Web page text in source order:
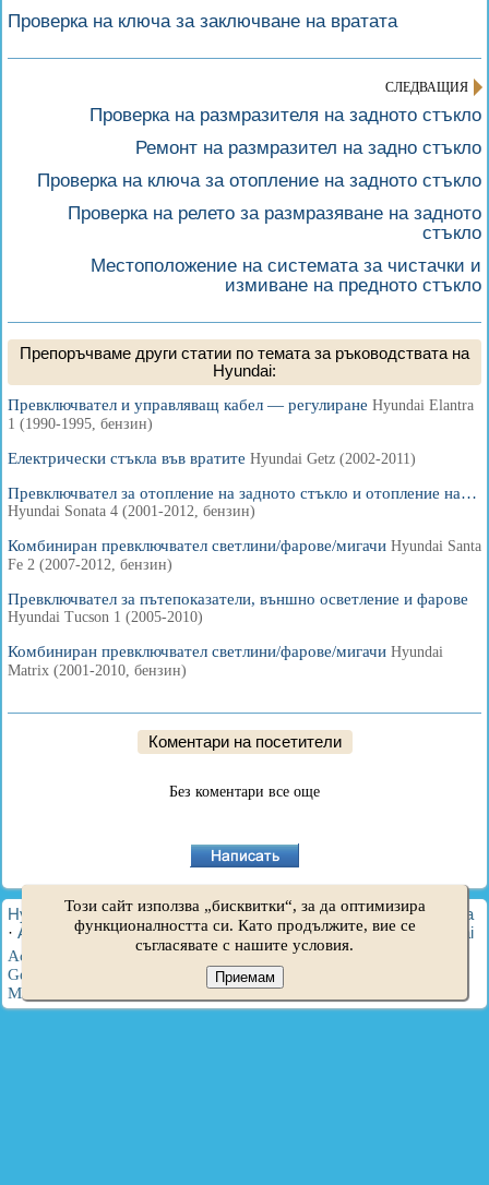
Проверка на ключа за заключване на вратата
СЛЕДВАЩИЯ
Проверка на размразителя на задното стъкло
Ремонт на размразител на задно стъкло
Проверка на ключа за отопление на задното стъкло
Проверка на релето за размразяване на задното
стъкло
Местоположение на системата за чистачки и
измиване на предното стъкло
Препоръчваме други статии по темата за ръководствата на
Hyundai:
Превключвател и управляващ кабел — регулиране Hyundai Elantra
1 (1990-1995, бензин)
Електрически стъкла във вратите Hyundai Getz (2002-2011)
Превключвател за отопление на задното стъкло и отопление на…
Hyundai Sonata 4 (2001-2012, бензин)
Комбиниран превключвател светлини/фарове/мигачи Hyundai Santa
Fe 2 (2007-2012, бензин)
Превключвател за пътепоказатели, външно осветление и фарове
Hyundai Tucson 1 (2005-2010)
Комбиниран превключвател светлини/фарове/мигачи Hyundai
Matrix (2001-2010, бензин)
Коментари на посетители
Без коментари все още
HyundaiBook.ru © 2018-2026·Пълна версия·Карта на сайта
· Администрация·Търсене в сайта ·Собственици на Hyundai
Accent 1 Accent 2·Accent 3 · Elantra 1 ·Elantra 2
Getz
Santa Fe 2·
Matrix
Този сайт използва „бисквитки“, за да оптимизира
функционалността си. Като продължите, вие се
съгласявате с нашите условия.
Приемам